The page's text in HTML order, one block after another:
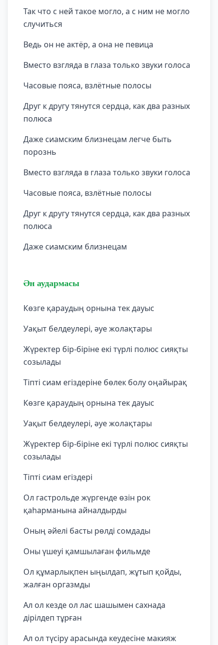
Так что с ней такое могло, а с ним не могло
случиться
Ведь он не актёр, а она не певица
Вместо взгляда в глаза только звуки голоса
Часовые пояса, взлётные полосы
Друг к другу тянутся сердца, как два разных
полюса
Даже сиамским близнецам легче быть
порознь
Вместо взгляда в глаза только звуки голоса
Часовые пояса, взлётные полосы
Друг к другу тянутся сердца, как два разных
полюса
Даже сиамским близнецам
Ән аудармасы
Көзге қараудың орнына тек дауыс
Уақыт белдеулері, әуе жолақтары
Жүректер бір-біріне екі түрлі полюс сияқты
созылады
Тіпті сиам егіздеріне бөлек болу оңайырақ
Көзге қараудың орнына тек дауыс
Уақыт белдеулері, әуе жолақтары
Жүректер бір-біріне екі түрлі полюс сияқты
созылады
Тіпті сиам егіздері
Ол гастрольде жүргенде өзін рок
қаһарманына айналдырды
Оның әйелі басты рөлді сомдады
Оны үшеуі қамшылаған фильмде
Ол құмарлықпен ыңылдап, жұтып қойды,
жалған оргазмды
Ал ол кезде ол лас шашымен сахнада
дірілдеп тұрған
Ал ол түсіру арасында кеудесіне макияж